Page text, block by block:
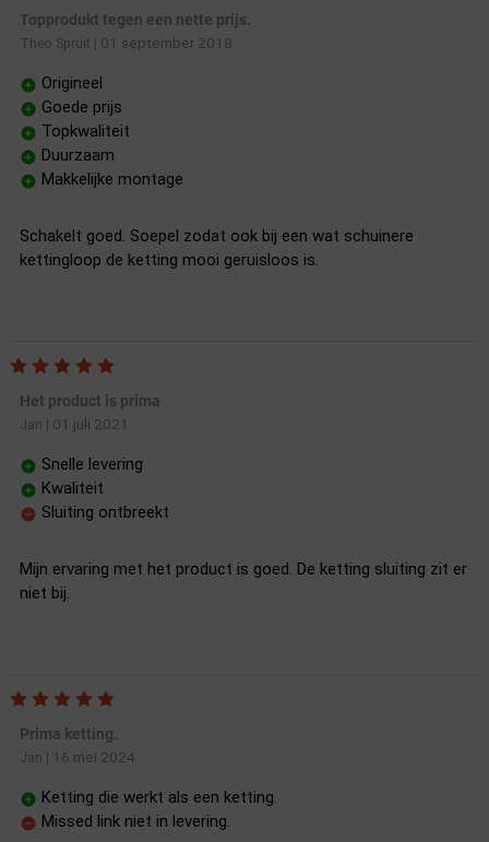
Topprodukt tegen een nette prijs.
Theo Spruit | 01 september 2018
Origineel
Goede prijs
Topkwaliteit
Duurzaam
Makkelijke montage
Schakelt goed. Soepel zodat ook bij een wat schuinere
kettingloop de ketting mooi geruisloos is.
Het product is prima
Jan | 01 juli 2021
Snelle levering
Kwaliteit
Sluiting ontbreekt
Mijn ervaring met het product is goed. De ketting sluiting zit er
niet bij.
Prima ketting.
Jan | 16 mei 2024
Ketting die werkt als een ketting.
Missed link niet in levering.